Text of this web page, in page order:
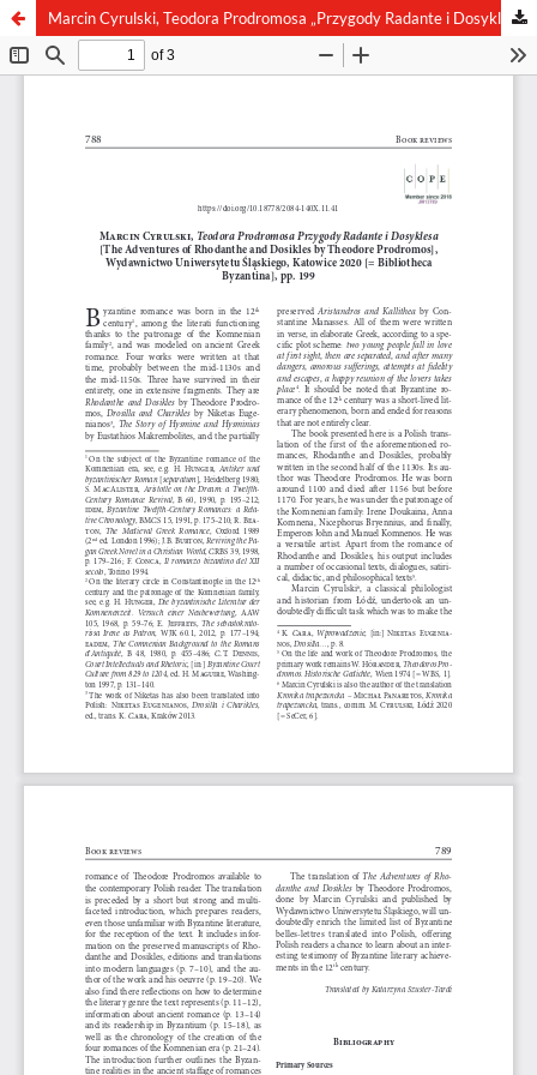
Marcin Cyrulski, Teodora Prodromosa „Przygody Radante i Dosyklesa” [“The Adventures of Rhodanthe and Dosikles” by Theodore Prodromos], Wydawnictwo Uniwersytetu Śląskiego, Katowice 2020 [= Bibliotheca Byzantina], pp. 199